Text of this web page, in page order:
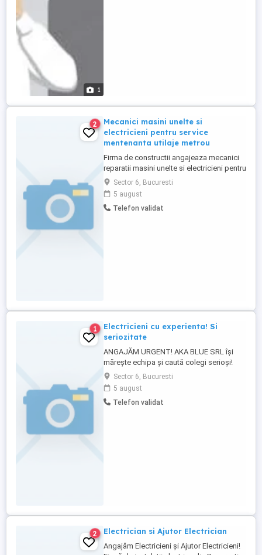
1
2
Mecanici masini unelte si
electricieni pentru service
mentenanta utilaje metrou
Firma de constructii angajeaza mecanici
reparatii masini unelte si electricieni pentru
mentenanta utilaje metrou.
Sector 6, Bucuresti
5 august
Telefon validat
1
Electricieni cu experienta! Si
seriozitate
ANGAJĂM URGENT! AKA BLUE SRL își
mărește echipa și caută colegi serioși!
Electricieni Ajutor electricieni (experiența
constituie un avantaj, dar nu este
obligatorie) Ce oferim: Salariu atractiv,
plătit la timp Contract de muncă Program
Sector 6, Bucuresti
5 august
Telefon validat
2 Electrician si Ajutor Electrician
Angajăm Electricieni și Ajutor Electricieni!